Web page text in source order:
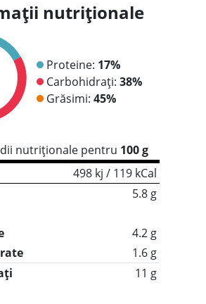
nutriționale
Proteine: 17%
Carbohidrați: 38%
Grăsimi: 45%
nutriționale pentru 100 g
498 kj / 119 kCal
5.8 g
4.2 g
1.6 g
11 g